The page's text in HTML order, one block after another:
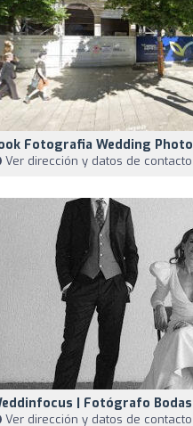
Fotografia Wedding
Ver dirección y datos de contacto
| Fotógrafo
Ver dirección y datos de contacto